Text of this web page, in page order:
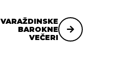
VARAŽDINSKE
BAROKNE
VEČERI